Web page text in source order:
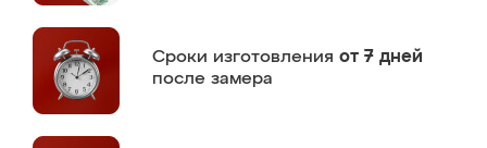
Сроки изготовления от 7 дней
после замера